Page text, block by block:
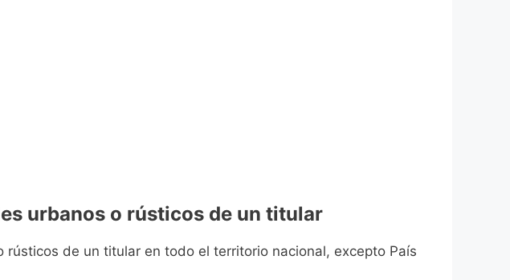
urbanos o rústicos de un titular
de un titular en todo el territorio nacional, excepto País